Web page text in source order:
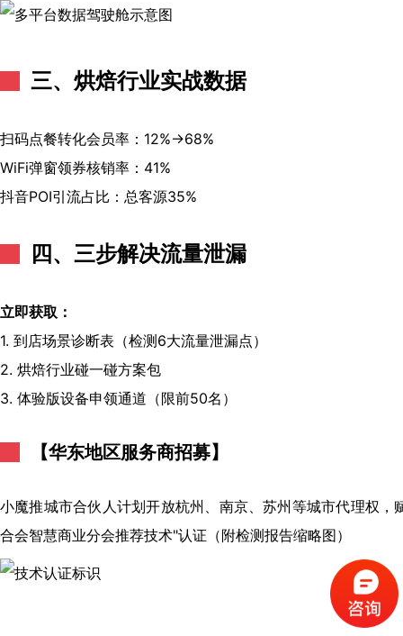
三、烘焙行业实战数据
扫码点餐转化会员率：12%→68%
WiFi弹窗领券核销率：41%
抖音POI引流占比：总客源35%
四、三步解决流量泄漏
立即获取：
1. 到店场景诊断表（检测6大流量泄漏点）
2. 烘焙行业碰一碰方案包
3. 体验版设备申领通道（限前50名）
【华东地区服务商招募】
小魔推城市合伙人计划开放杭州、南京、苏州等城市代理权，
合会智慧商业分会推荐技术"认证（附检测报告缩略图）